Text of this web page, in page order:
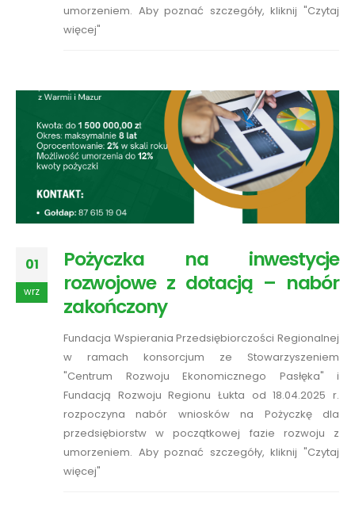
umorzeniem. Aby poznać szczegóły, kliknij "Czytaj
więcej"
01
wrz
Pożyczka na inwestycje
rozwojowe z dotacją – nabór
zakończony
Fundacja Wspierania Przedsiębiorczości Regionalnej
w ramach konsorcjum ze Stowarzyszeniem
"Centrum Rozwoju Ekonomicznego Pasłęka" i
Fundacją Rozwoju Regionu Łukta od 18.04.2025 r.
rozpoczyna nabór wniosków na Pożyczkę dla
przedsiębiorstw w początkowej fazie rozwoju z
umorzeniem. Aby poznać szczegóły, kliknij "Czytaj
więcej"